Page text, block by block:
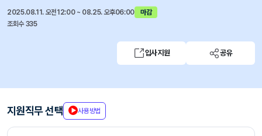
2025.08.11. 오전12:00 ~ 08.25. 오후06:00
마감
조회수 335
입사지원 공유
지원직무 선택 사용방법